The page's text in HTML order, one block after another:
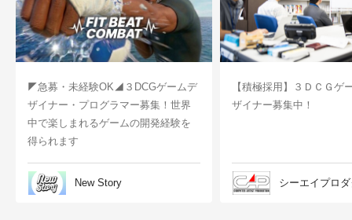
◤急募・未経験OK◢３DCGゲームデ
ザイナー・プログラマー募集！世界
中で楽しまれるゲームの開発経験を
得られます
New Story
【積極採用】３ＤＣＧゲ
ザイナー募集中！
シーエイプロ